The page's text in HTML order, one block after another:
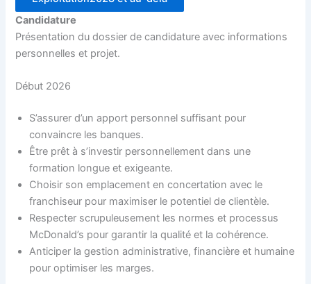
Candidature
Présentation du dossier de candidature avec informations
personnelles et projet.
Début 2026
S’assurer d’un apport personnel suffisant pour
convaincre les banques.
Être prêt à s’investir personnellement dans une
formation longue et exigeante.
Choisir son emplacement en concertation avec le
franchiseur pour maximiser le potentiel de clientèle.
Respecter scrupuleusement les normes et processus
McDonald’s pour garantir la qualité et la cohérence.
Anticiper la gestion administrative, financière et humaine
pour optimiser les marges.